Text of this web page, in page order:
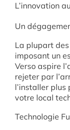
L’innovation
Un
La plupart
imposant un
Verso aspire
rejeter par
l’installer plus
votre local
Technologie